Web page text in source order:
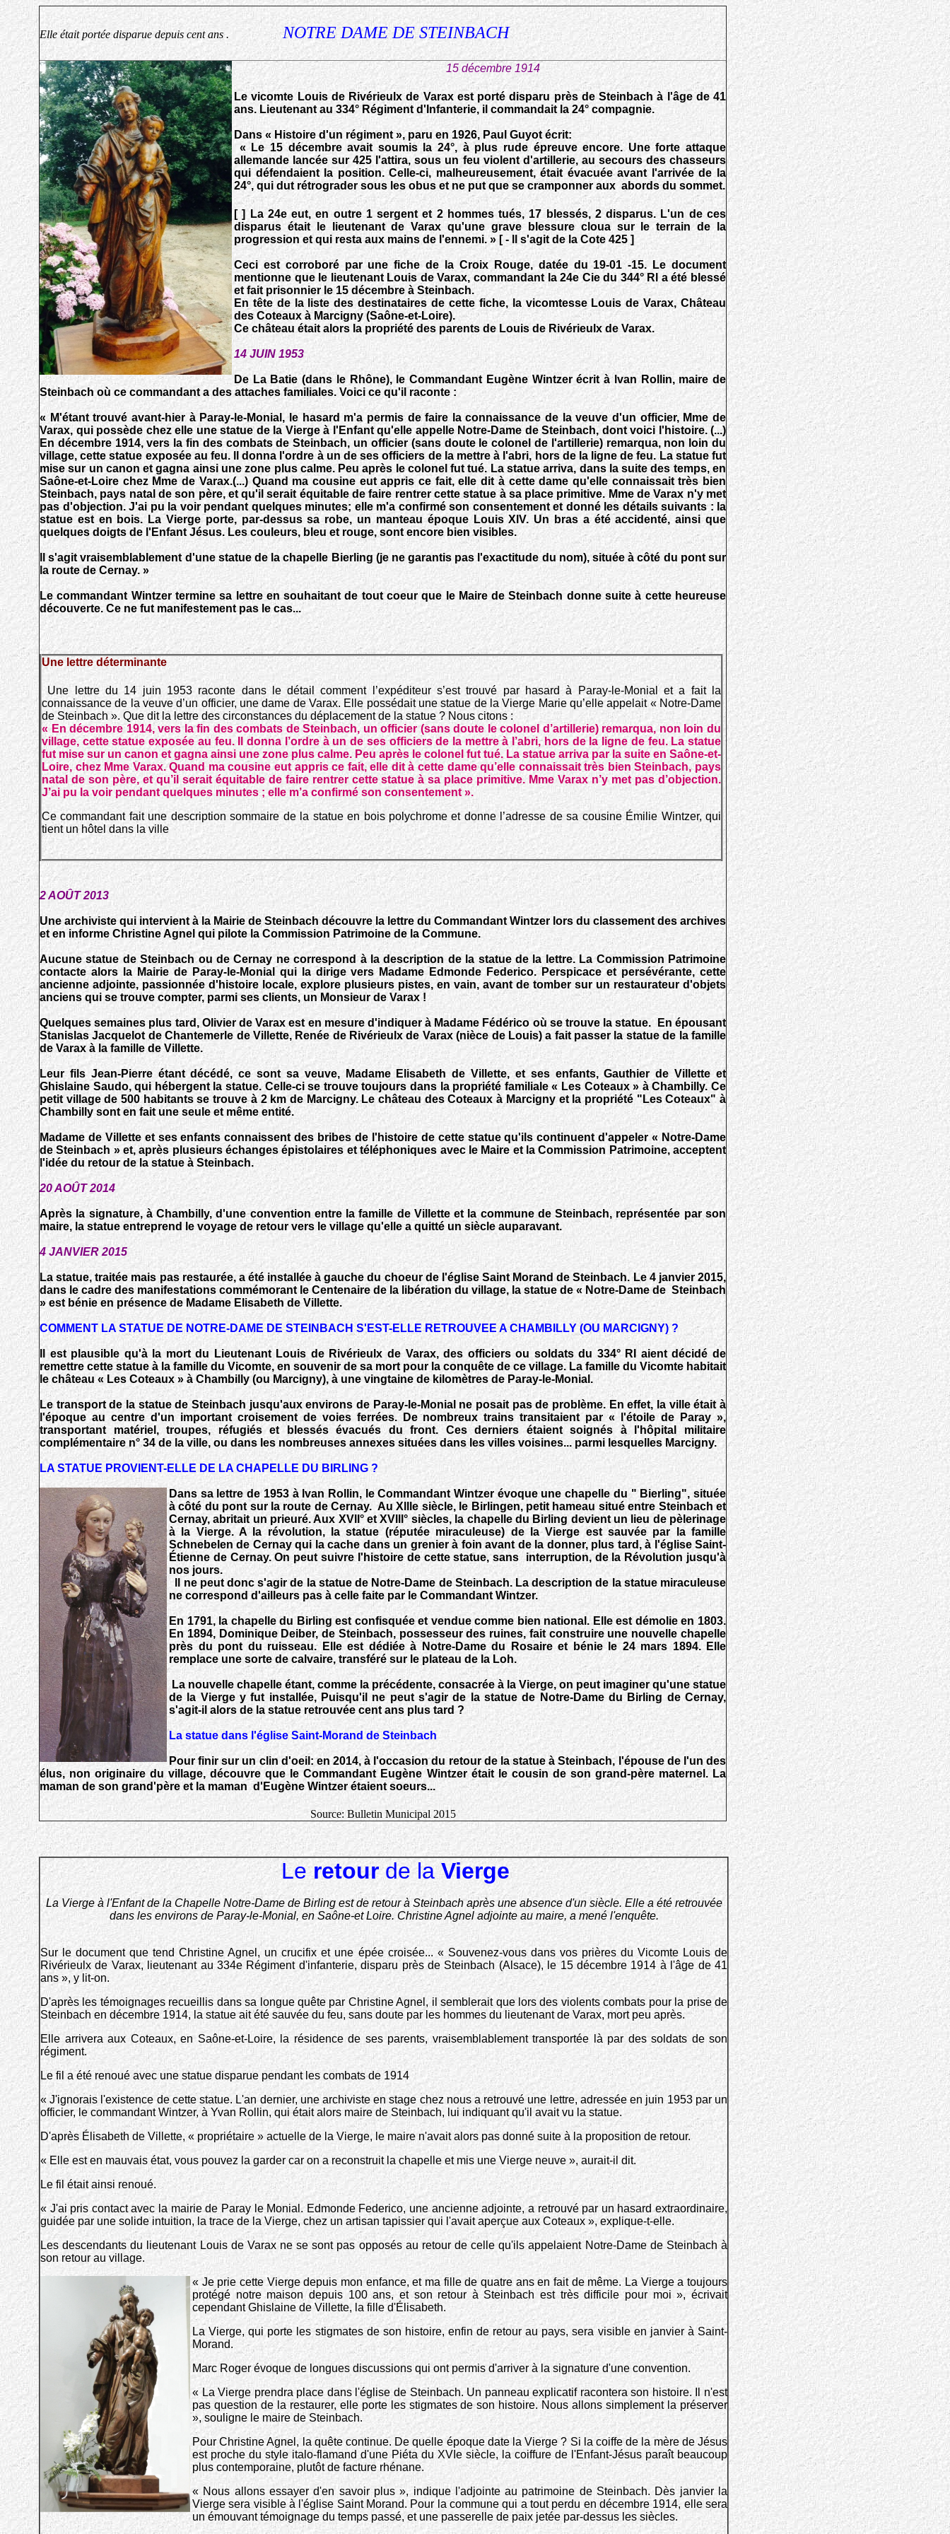
Elle était portée disparue depuis cent ans . NOTRE DAME DE STEINBACH
15 décembre 1914
Le vicomte Louis de Rivérieulx de Varax est porté disparu près de Steinbach à l'âge de 41
ans. Lieutenant au 334° Régiment d'Infanterie, il commandait la 24° compagnie.
Dans « Histoire d'un régiment », paru en 1926, Paul Guyot écrit:
« Le 15 décembre avait soumis la 24°, à plus rude épreuve encore. Une forte attaque
allemande lancée sur 425 l'attira, sous un feu violent d'artillerie, au secours des chasseurs
qui défendaient la position. Celle-ci, malheureusement, était évacuée avant l'arrivée de la
24°, qui dut rétrograder sous les obus et ne put que se cramponner aux abords du sommet.
[ ] La 24e eut, en outre 1 sergent et 2 hommes tués, 17 blessés, 2 disparus. L'un de ces
disparus était le lieutenant de Varax qu'une grave blessure cloua sur le terrain de la
progression et qui resta aux mains de l'ennemi. » [ - ll s'agit de la Cote 425 ]
Ceci est corroboré par une fiche de la Croix Rouge, datée du 19-01 -15. Le document
mentionne que le lieutenant Louis de Varax, commandant la 24e Cie du 344° Rl a été blessé
et fait prisonnier le 15 décembre à Steinbach.
En tête de la liste des destinataires de cette fiche, la vicomtesse Louis de Varax, Château
des Coteaux à Marcigny (Saône-et-Loire).
Ce château était alors la propriété des parents de Louis de Rivérieulx de Varax.
14 JUIN 1953
De La Batie (dans le Rhône), le Commandant Eugène Wintzer écrit à lvan Rollin, maire de
Steinbach où ce commandant a des attaches familiales. Voici ce qu'il raconte :
« M'étant trouvé avant-hier à Paray-le-Monial, le hasard m'a permis de faire la connaissance de la veuve d'un officier, Mme de
Varax, qui possède chez elle une statue de la Vierge à l'Enfant qu'elle appelle Notre-Dame de Steinbach, dont voici l'histoire. (...)
En décembre 1914, vers la fin des combats de Steinbach, un officier (sans doute le colonel de l'artillerie) remarqua, non loin du
village, cette statue exposée au feu. ll donna l'ordre à un de ses officiers de la mettre à l'abri, hors de la ligne de feu. La statue fut
mise sur un canon et gagna ainsi une zone plus calme. Peu après le colonel fut tué. La statue arriva, dans la suite des temps, en
Saône-et-Loire chez Mme de Varax.(...) Quand ma cousine eut appris ce fait, elle dit à cette dame qu'elle connaissait très bien
Steinbach, pays natal de son père, et qu'il serait équitable de faire rentrer cette statue à sa place primitive. Mme de Varax n'y met
pas d'objection. J'ai pu la voir pendant quelques minutes; elle m'a confirmé son consentement et donné les détails suivants : la
statue est en bois. La Vierge porte, par-dessus sa robe, un manteau époque Louis XlV. Un bras a été accidenté, ainsi que
quelques doigts de l'Enfant Jésus. Les couleurs, bleu et rouge, sont encore bien visibles.
ll s'agit vraisemblablement d'une statue de la chapelle Bierling (je ne garantis pas l'exactitude du nom), située à côté du pont sur
la route de Cernay. »
Le commandant Wintzer termine sa lettre en souhaitant de tout coeur que le Maire de Steinbach donne suite à cette heureuse
découverte. Ce ne fut manifestement pas le cas...
Une lettre déterminante
Une lettre du 14 juin 1953 raconte dans le détail comment l’expéditeur s’est trouvé par hasard à Paray-le-Monial et a fait la
connaissance de la veuve d’un officier, une dame de Varax. Elle possédait une statue de la Vierge Marie qu’elle appelait « Notre-Dame
de Steinbach ». Que dit la lettre des circonstances du déplacement de la statue ? Nous citons :
« En décembre 1914, vers la fin des combats de Steinbach, un officier (sans doute le colonel d’artillerie) remarqua, non loin du
village, cette statue exposée au feu. Il donna l’ordre à un de ses officiers de la mettre à l’abri, hors de la ligne de feu. La statue
fut mise sur un canon et gagna ainsi une zone plus calme. Peu après le colonel fut tué. La statue arriva par la suite en Saône-et-
Loire, chez Mme Varax. Quand ma cousine eut appris ce fait, elle dit à cette dame qu’elle connaissait très bien Steinbach, pays
natal de son père, et qu’il serait équitable de faire rentrer cette statue à sa place primitive. Mme Varax n’y met pas d’objection.
J’ai pu la voir pendant quelques minutes ; elle m’a confirmé son consentement ».
Ce commandant fait une description sommaire de la statue en bois polychrome et donne l’adresse de sa cousine Émilie Wintzer, qui
tient un hôtel dans la ville
2 AOÛT 2013
Une archiviste qui intervient à la Mairie de Steinbach découvre la lettre du Commandant Wintzer lors du classement des archives
et en informe Christine Agnel qui pilote la Commission Patrimoine de la Commune.
Aucune statue de Steinbach ou de Cernay ne correspond à la description de la statue de la lettre. La Commission Patrimoine
contacte alors la Mairie de Paray-le-Monial qui la dirige vers Madame Edmonde Federico. Perspicace et persévérante, cette
ancienne adjointe, passionnée d'histoire locale, explore plusieurs pistes, en vain, avant de tomber sur un restaurateur d'objets
anciens qui se trouve compter, parmi ses clients, un Monsieur de Varax !
Quelques semaines plus tard, Olivier de Varax est en mesure d'indiquer à Madame Fédérico où se trouve la statue. En épousant
Stanislas Jacquelot de Chantemerle de Villette, Renée de Rivérieulx de Varax (nièce de Louis) a fait passer la statue de la famille
de Varax à la famille de Villette.
Leur fils Jean-Pierre étant décédé, ce sont sa veuve, Madame Elisabeth de Villette, et ses enfants, Gauthier de Villette et
Ghislaine Saudo, qui hébergent la statue. Celle-ci se trouve toujours dans la propriété familiale « Les Coteaux » à Chambilly. Ce
petit village de 500 habitants se trouve à 2 km de Marcigny. Le château des Coteaux à Marcigny et la propriété "Les Coteaux" à
Chambilly sont en fait une seule et même entité.
Madame de Villette et ses enfants connaissent des bribes de l'histoire de cette statue qu'ils continuent d'appeler « Notre-Dame
de Steinbach » et, après plusieurs échanges épistolaires et téléphoniques avec le Maire et la Commission Patrimoine, acceptent
l'idée du retour de la statue à Steinbach.
20 AOÛT 2014
Après la signature, à Chambilly, d'une convention entre la famille de Villette et la commune de Steinbach, représentée par son
maire, la statue entreprend le voyage de retour vers le village qu'elle a quitté un siècle auparavant.
4 JANVIER 2015
La statue, traitée mais pas restaurée, a été installée à gauche du choeur de l'église Saint Morand de Steinbach. Le 4 janvier 2015,
dans le cadre des manifestations commémorant le Centenaire de la libération du village, la statue de « Notre-Dame de Steinbach
» est bénie en présence de Madame Elisabeth de Villette.
COMMENT LA STATUE DE NOTRE-DAME DE STEINBACH S'EST-ELLE RETROUVEE A CHAMBILLY (OU MARCIGNY) ?
Il est plausible qu'à la mort du Lieutenant Louis de Rivérieulx de Varax, des officiers ou soldats du 334° RI aient décidé de
remettre cette statue à la famille du Vicomte, en souvenir de sa mort pour la conquête de ce village. La famille du Vicomte habitait
le château « Les Coteaux » à Chambilly (ou Marcigny), à une vingtaine de kilomètres de Paray-le-Monial.
Le transport de la statue de Steinbach jusqu'aux environs de Paray-le-Monial ne posait pas de problème. En effet, la ville était à
l'époque au centre d'un important croisement de voies ferrées. De nombreux trains transitaient par « l'étoile de Paray »,
transportant matériel, troupes, réfugiés et blessés évacués du front. Ces derniers étaient soignés à l'hôpital militaire
complémentaire n° 34 de la ville, ou dans les nombreuses annexes situées dans les villes voisines... parmi lesquelles Marcigny.
LA STATUE PROVIENT-ELLE DE LA CHAPELLE DU BIRLING ?
Dans sa lettre de 1953 à lvan Rollin, le Commandant Wintzer évoque une chapelle du " Bierling", située
à côté du pont sur la route de Cernay. Au Xllle siècle, le Birlingen, petit hameau situé entre Steinbach et
Cernay, abritait un prieuré. Aux XVll° et XVlll° siècles, la chapelle du Birling devient un lieu de pèlerinage
à la Vierge. A Ia révolution, la statue (réputée miraculeuse) de la Vierge est sauvée par la famille
Schnebelen de Cernay qui la cache dans un grenier à foin avant de la donner, plus tard, à l'église Saint-
Étienne de Cernay. On peut suivre l'histoire de cette statue, sans interruption, de la Révolution jusqu'à
nos jours.
ll ne peut donc s'agir de la statue de Notre-Dame de Steinbach. La description de la statue miraculeuse
ne correspond d'ailleurs pas à celle faite par le Commandant Wintzer.
En 1791, la chapelle du Birling est confisquée et vendue comme bien national. Elle est démolie en 1803.
En 1894, Dominique Deiber, de Steinbach, possesseur des ruines, fait construire une nouvelle chapelle
près du pont du ruisseau. Elle est dédiée à Notre-Dame du Rosaire et bénie le 24 mars 1894. Elle
remplace une sorte de calvaire, transféré sur le plateau de la Loh.
La nouvelle chapelle étant, comme la précédente, consacrée à la Vierge, on peut imaginer qu'une statue
de la Vierge y fut installée, Puisqu'il ne peut s'agir de la statue de Notre-Dame du Birling de Cernay,
s'agit-il alors de la statue retrouvée cent ans plus tard ?
La statue dans l'église Saint-Morand de Steinbach
Pour finir sur un clin d'oeil: en 2014, à l'occasion du retour de la statue à Steinbach, l'épouse de l'un des
élus, non originaire du village, découvre que le Commandant Eugène Wintzer était le cousin de son grand-père maternel. La
maman de son grand'père et la maman d'Eugène Wintzer étaient soeurs...
Source: Bulletin Municipal 2015
Leretourde la Vierge
La Vierge à l'Enfant de la Chapelle Notre-Dame de Birling est de retour à Steinbach après une absence d'un siècle. Elle a été retrouvée
dans les environs de Paray-le-Monial, en Saône-et Loire. Christine Agnel adjointe au maire, a mené l'enquête.
Sur le document que tend Christine Agnel, un crucifix et une épée croisée... « Souvenez-vous dans vos prières du Vicomte Louis de
Rivérieulx de Varax, lieutenant au 334e Régiment d'infanterie, disparu près de Steinbach (Alsace), le 15 décembre 1914 à l'âge de 41
ans », y lit-on.
D'après les témoignages recueillis dans sa longue quête par Christine Agnel, il semblerait que lors des violents combats pour la prise de
Steinbach en décembre 1914, la statue ait été sauvée du feu, sans doute par les hommes du lieutenant de Varax, mort peu après.
Elle arrivera aux Coteaux, en Saône-et-Loire, la résidence de ses parents, vraisemblablement transportée là par des soldats de son
régiment.
Le fil a été renoué avec une statue disparue pendant les combats de 1914
« J'ignorais l'existence de cette statue. L'an dernier, une archiviste en stage chez nous a retrouvé une lettre, adressée en juin 1953 par un
officier, le commandant Wintzer, à Yvan Rollin, qui était alors maire de Steinbach, lui indiquant qu'il avait vu la statue.
D'après Élisabeth de Villette, « propriétaire » actuelle de la Vierge, le maire n'avait alors pas donné suite à la proposition de retour.
« Elle est en mauvais état, vous pouvez la garder car on a reconstruit la chapelle et mis une Vierge neuve », aurait-il dit.
Le fil était ainsi renoué.
« J'ai pris contact avec la mairie de Paray le Monial. Edmonde Federico, une ancienne adjointe, a retrouvé par un hasard extraordinaire,
guidée par une solide intuition, la trace de la Vierge, chez un artisan tapissier qui l'avait aperçue aux Coteaux », explique-t-elle.
Les descendants du lieutenant Louis de Varax ne se sont pas opposés au retour de celle qu'ils appelaient Notre-Dame de Steinbach à
son retour au village.
« Je prie cette Vierge depuis mon enfance, et ma fille de quatre ans en fait de même. La Vierge a toujours
protégé notre maison depuis 100 ans, et son retour à Steinbach est très difficile pour moi », écrivait
cependant Ghislaine de Villette, la fille d'Élisabeth.
La Vierge, qui porte les stigmates de son histoire, enfin de retour au pays, sera visible en janvier à Saint-
Morand.
Marc Roger évoque de longues discussions qui ont permis d'arriver à la signature d'une convention.
« La Vierge prendra place dans l'église de Steinbach. Un panneau explicatif racontera son histoire. Il n'est
pas question de la restaurer, elle porte les stigmates de son histoire. Nous allons simplement la préserver
», souligne le maire de Steinbach.
Pour Christine Agnel, la quête continue. De quelle époque date la Vierge ? Si la coiffe de la mère de Jésus
est proche du style italo-flamand d'une Piéta du XVIe siècle, la coiffure de l'Enfant-Jésus paraît beaucoup
plus contemporaine, plutôt de facture rhénane.
« Nous allons essayer d'en savoir plus », indique l'adjointe au patrimoine de Steinbach. Dès janvier la
Vierge sera visible à l'église Saint Morand. Pour la commune qui a tout perdu en décembre 1914, elle sera
un émouvant témoignage du temps passé, et une passerelle de paix jetée par-dessus les siècles.